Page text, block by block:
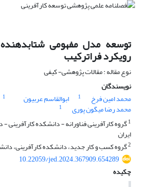
توسعه مدل مفهومی
رویکرد فراترکیب
نوع مقاله : مقالات پژوهشی- کیفی
نویسندگان
محمد امین فرخ
1 ابوالقاسم عربیون 1
محمد رضا میگون پوری
1
1گروه کارآفرینی فناورانه - دانشکده کارآفرینی
ایران
2گروه کسب و کار جدید، دانشکده کارآفرینی،
10.22059/jed.2024.367909.654289
چکیده